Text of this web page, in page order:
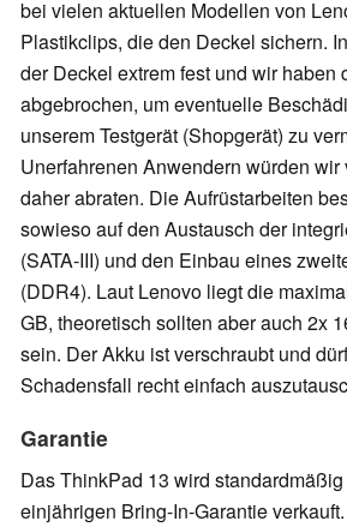
bei vielen aktuellen Modellen von
Plastikclips, die den Deckel sichern.
der Deckel extrem fest und wir haben
abgebrochen, um eventuelle
unserem Testgerät (Shopgerät) zu
Unerfahrenen Anwendern würden wir
daher abraten. Die Aufrüstarbeiten
sowieso auf den Austausch der
(SATA-III) und den Einbau eines
(DDR4). Laut Lenovo liegt die
GB, theoretisch sollten aber auch 2x
sein. Der Akku ist verschraubt und
Schadensfall recht einfach
Garantie
Das ThinkPad 13 wird
einjährigen Bring-In-Garantie